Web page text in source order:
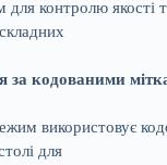
для контролю якості
за кодованими
використовує
для